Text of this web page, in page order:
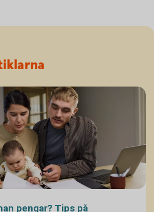
pengar? Tips på